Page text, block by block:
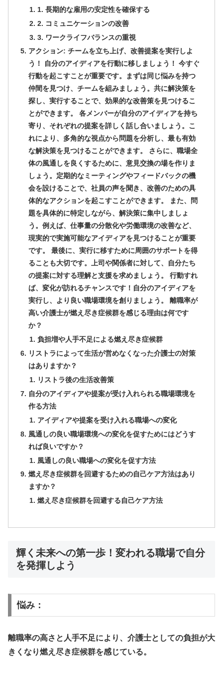
1. 長期的な雇用の安定性を確保する
2. コミュニケーションの改善
3. ワークライフバランスの重視
アクション: チームを立ち上げ、改善提案を実行しよ
う！ 自分のアイディアを行動に移しましょう！ 今すぐ
行動を起こすことが重要です。まずは同じ悩みを持つ
仲間を見つけ、チームを組みましょう。共に解決策を
探し、実行することで、効果的な改善策を見つけるこ
とができます。 各メンバーが自分のアイディアを持ち
寄り、それぞれの提案を詳しく話し合いましょう。こ
れにより、多角的な視点から問題を分析し、最も有効
な解決策を見つけることができます。 さらに、職場全
体の風通しを良くするために、意見交換の場を作りま
しょう。定期的なミーティングやフィードバックの機
会を設けることで、社員の声を聞き、改善のための具
体的なアクションを起こすことができます。 また、問
題を具体的に特定しながら、解決策に集中しましょ
う。例えば、仕事量の分散化や労働環境の改善など、
現実的で実施可能なアイディアを見つけることが重要
です。 最後に、実行に移すために周囲のサポートを得
ることも大切です。上司や関係者に対して、自分たち
の提案に対する理解と支援を求めましょう。 行動すれ
ば、変化が訪れるチャンスです！自分のアイディアを
実行し、より良い職場環境を創りましょう。 離職率が
高い介護士が燃え尽き症候群を感じる理由は何です
か？
負担増や人手不足による燃え尽き症候群
リストラによって生活が営めなくなった介護士の対策
はありますか？
リストラ後の生活改善策
自分のアイディアや提案が受け入れられる職場環境を
作る方法
アイディアや提案を受け入れる職場への変化
風通しの良い職場環境への変化を促すためにはどうす
れば良いですか？
風通しの良い職場への変化を促す方法
燃え尽き症候群を回避するための自己ケア方法はあり
ますか？
燃え尽き症候群を回避する自己ケア方法
輝く未来への第一歩！変われる職場で自分
を発揮しよう
悩み：
離職率の高さと人手不足により、介護士としての負担が大
きくなり燃え尽き症候群を感じている。